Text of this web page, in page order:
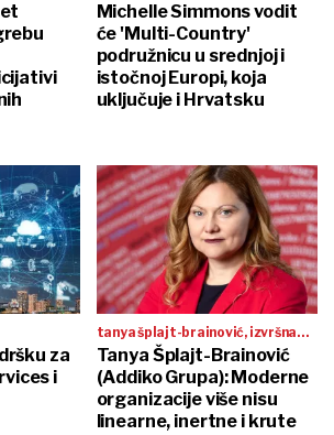
Michelle Simmons vodit
će 'Multi-Country'
podružnicu u srednjoj i
istočnoj Europi, koja
uključuje i Hrvatsku
za
i
tanya šplajt-brainović, izvršna
direktorica ljudskih potencijala
addiko grupe:
Tanya Šplajt-Brainović
(Addiko Grupa): Moderne
organizacije više nisu
linearne, inertne i krute